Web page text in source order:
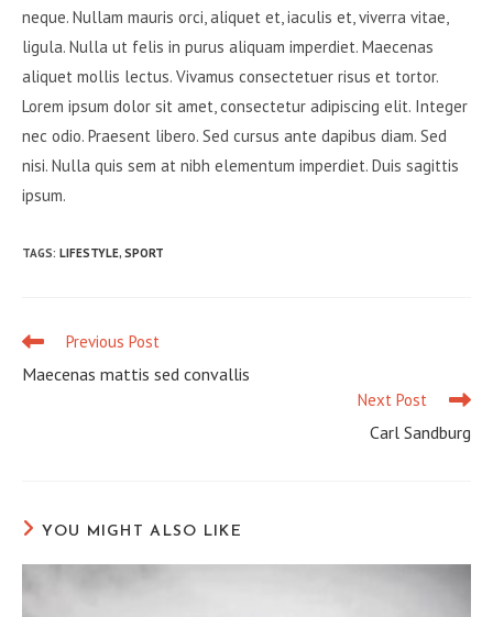
neque. Nullam mauris orci, aliquet et, iaculis et, viverra vitae,
ligula. Nulla ut felis in purus aliquam imperdiet. Maecenas
aliquet mollis lectus. Vivamus consectetuer risus et tortor.
Lorem ipsum dolor sit amet, consectetur adipiscing elit. Integer
nec odio. Praesent libero. Sed cursus ante dapibus diam. Sed
nisi. Nulla quis sem at nibh elementum imperdiet. Duis sagittis
ipsum.
TAGS: LIFESTYLE, SPORT
Read
articles
Previous Post
Maecenas mattis sed convallis
Next Post
Carl Sandburg
YOU MIGHT ALSO LIKE